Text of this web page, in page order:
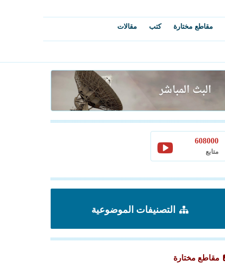
مقاطع مختارة كتب مقالات
608000
متابع
التصنيفات الموضوعية
مقاطع مختارة